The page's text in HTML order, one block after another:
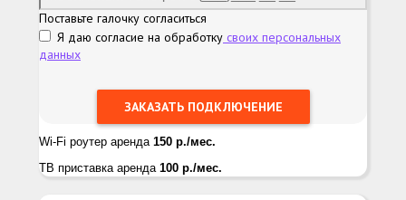
Поставьте галочку согласиться
Я даю согласие на обработку своих персональных
данных
Wi-Fi роутер аренда 150 р./мес.
ТВ приставка аренда 100 р./мес.